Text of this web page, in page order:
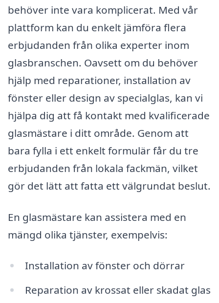
behöver inte vara komplicerat. Med vår
plattform kan du enkelt jämföra flera
erbjudanden från olika experter inom
glasbranschen. Oavsett om du behöver
hjälp med reparationer, installation av
fönster eller design av specialglas, kan vi
hjälpa dig att få kontakt med kvalificerade
glasmästare i ditt område. Genom att
bara fylla i ett enkelt formulär får du tre
erbjudanden från lokala fackmän, vilket
gör det lätt att fatta ett välgrundat beslut.
En glasmästare kan assistera med en
mängd olika tjänster, exempelvis:
Installation av fönster och dörrar
Reparation av krossat eller skadat glas